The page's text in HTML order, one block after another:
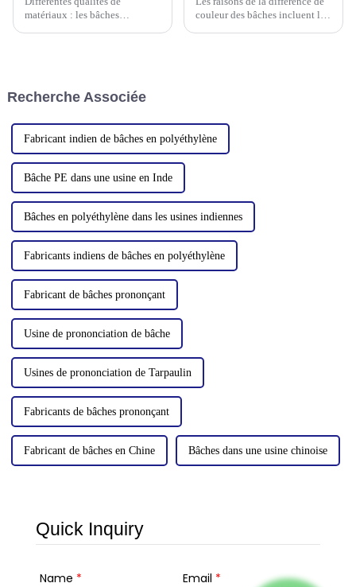
transparents.
haute résistance, w
matériaux : les bâches
en termes de durabilité, de
protection UV.
couleur des bâches incluent les
Recherche Associée
Fabricant indien de bâches en polyéthylène
Bâche PE dans une usine en Inde
Bâches en polyéthylène dans les usines indiennes
Fabricants indiens de bâches en polyéthylène
Fabricant de bâches prononçant
Usine de prononciation de bâche
Usines de prononciation de Tarpaulin
Fabricants de bâches prononçant
Fabricant de bâches en Chine Bâches dans une usine chinoise
Quick Inquiry
Name * Email *